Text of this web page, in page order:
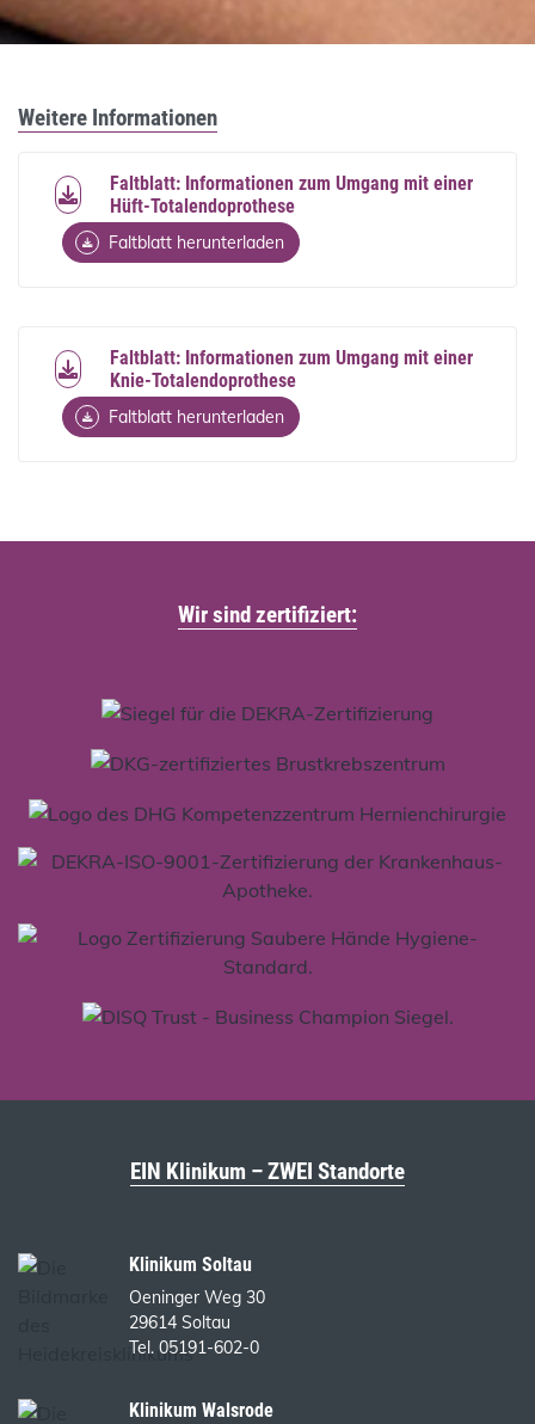
Weitere Informationen
Faltblatt: Informationen zum Umgang mit einer
Hüft-Totalendoprothese
Faltblatt herunterladen
Faltblatt: Informationen zum Umgang mit einer
Knie-Totalendoprothese
Faltblatt herunterladen
Wir sind zertifiziert:
EIN Klinikum – ZWEI Standorte
Klinikum Soltau
Oeninger Weg 30
29614 Soltau
Tel. 05191-602-0
Klinikum Walsrode